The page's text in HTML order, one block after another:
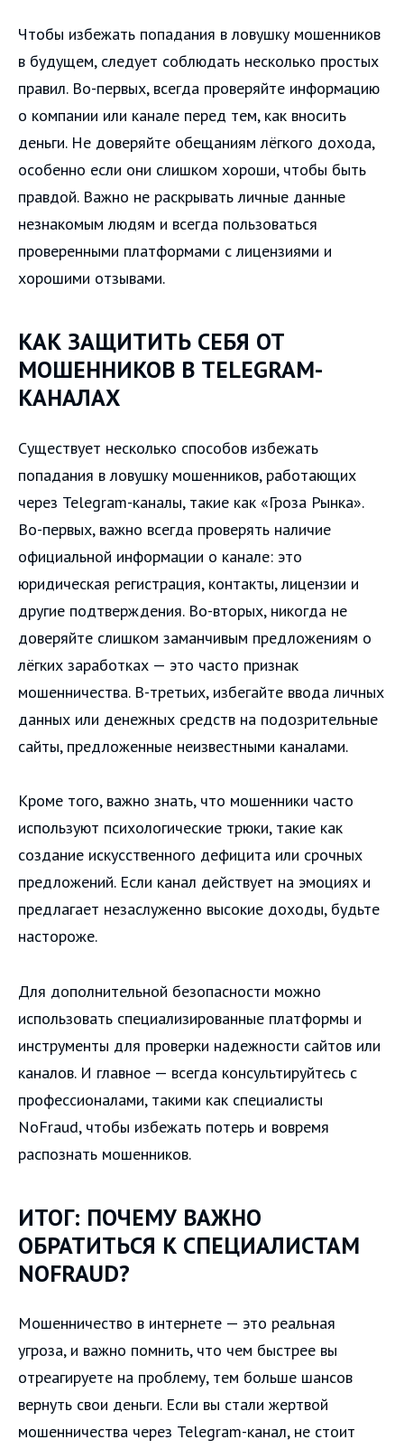
Чтобы избежать попадания в ловушку мошенников
в будущем, следует соблюдать несколько простых
правил. Во-первых, всегда проверяйте информацию
о компании или канале перед тем, как вносить
деньги. Не доверяйте обещаниям лёгкого дохода,
особенно если они слишком хороши, чтобы быть
правдой. Важно не раскрывать личные данные
незнакомым людям и всегда пользоваться
проверенными платформами с лицензиями и
хорошими отзывами.
КАК ЗАЩИТИТЬ СЕБЯ ОТ
МОШЕННИКОВ В TELEGRAM-
КАНАЛАХ
Существует несколько способов избежать
попадания в ловушку мошенников, работающих
через Telegram-каналы, такие как «Гроза Рынка».
Во-первых, важно всегда проверять наличие
официальной информации о канале: это
юридическая регистрация, контакты, лицензии и
другие подтверждения. Во-вторых, никогда не
доверяйте слишком заманчивым предложениям о
лёгких заработках — это часто признак
мошенничества. В-третьих, избегайте ввода личных
данных или денежных средств на подозрительные
сайты, предложенные неизвестными каналами.
Кроме того, важно знать, что мошенники часто
используют психологические трюки, такие как
создание искусственного дефицита или срочных
предложений. Если канал действует на эмоциях и
предлагает незаслуженно высокие доходы, будьте
настороже.
Для дополнительной безопасности можно
использовать специализированные платформы и
инструменты для проверки надежности сайтов или
каналов. И главное — всегда консультируйтесь с
профессионалами, такими как специалисты
NoFraud, чтобы избежать потерь и вовремя
распознать мошенников.
ИТОГ: ПОЧЕМУ ВАЖНО
ОБРАТИТЬСЯ К СПЕЦИАЛИСТАМ
NOFRAUD?
Мошенничество в интернете — это реальная
угроза, и важно помнить, что чем быстрее вы
отреагируете на проблему, тем больше шансов
вернуть свои деньги. Если вы стали жертвой
мошенничества через Telegram-канал, не стоит